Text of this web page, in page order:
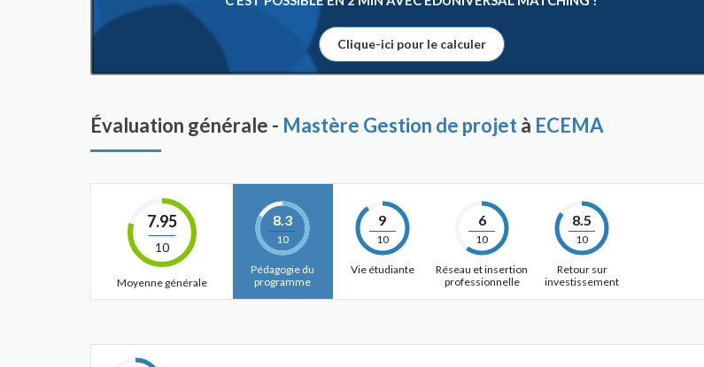
Clique-ici pour le calculer
Évaluation générale - Mastère Gestion de projetà ECEMA
7.95
10
Moyenne générale
8.3
10
Pédagogie du
programme
9
10
Vie étudiante
6
10
Réseau et insertion
professionnelle
8.5
10
Retour sur
investissement